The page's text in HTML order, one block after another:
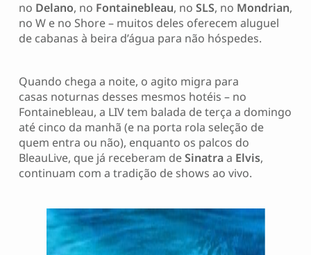
no Delano, no Fontainebleau, no SLS, no Mondrian,
no W e no Shore – muitos deles oferecem aluguel
de cabanas à beira d’água para não hóspedes.
Quando chega a noite, o agito migra para
casas noturnas desses mesmos hotéis – no
Fontainebleau, a LIV tem balada de terça a domingo
até cinco da manhã (e na porta rola seleção de
quem entra ou não), enquanto os palcos do
BleauLive, que já receberam deSinatraa Elvis,
continuam com a tradição de shows ao vivo.